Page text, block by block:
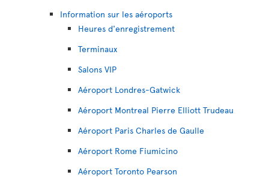
Information sur les aéroports
Heures d'enregistrement
Terminaux
Salons VIP
Aéroport Londres-Gatwick
Aéroport Montreal Pierre Elliott Trudeau
Aéroport Paris Charles de Gaulle
Aéroport Rome Fiumicino
Aéroport Toronto Pearson